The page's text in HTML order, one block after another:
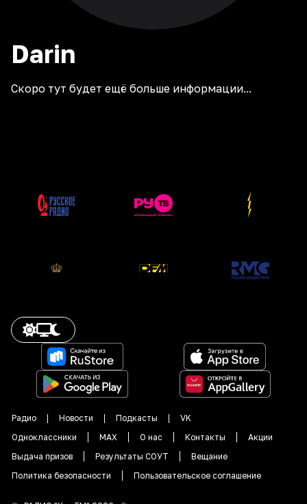
Darin
Скоро тут будет ещё больше информации...
Радио Новости Подкасты
VK
Одноклассники
MAX О нас Контакты
Акции
Выдача призов
Результаты СОУТ
Вещание
Политика безопасности
Пользовательское соглашение